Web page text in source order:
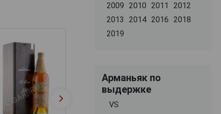
2009
2010 2011
2012
2013
2014 2016
2018
2019
Арманьяк по
выдержке
VS